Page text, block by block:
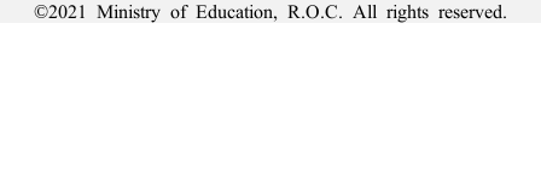
©2021 Ministry of Education, R.O.C. All rights reserved.